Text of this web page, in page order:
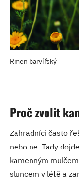
Rmen barvířský
Proč zvolit
Zahradníci často
nebo ne. Tady
kamenným
sluncem v létě a